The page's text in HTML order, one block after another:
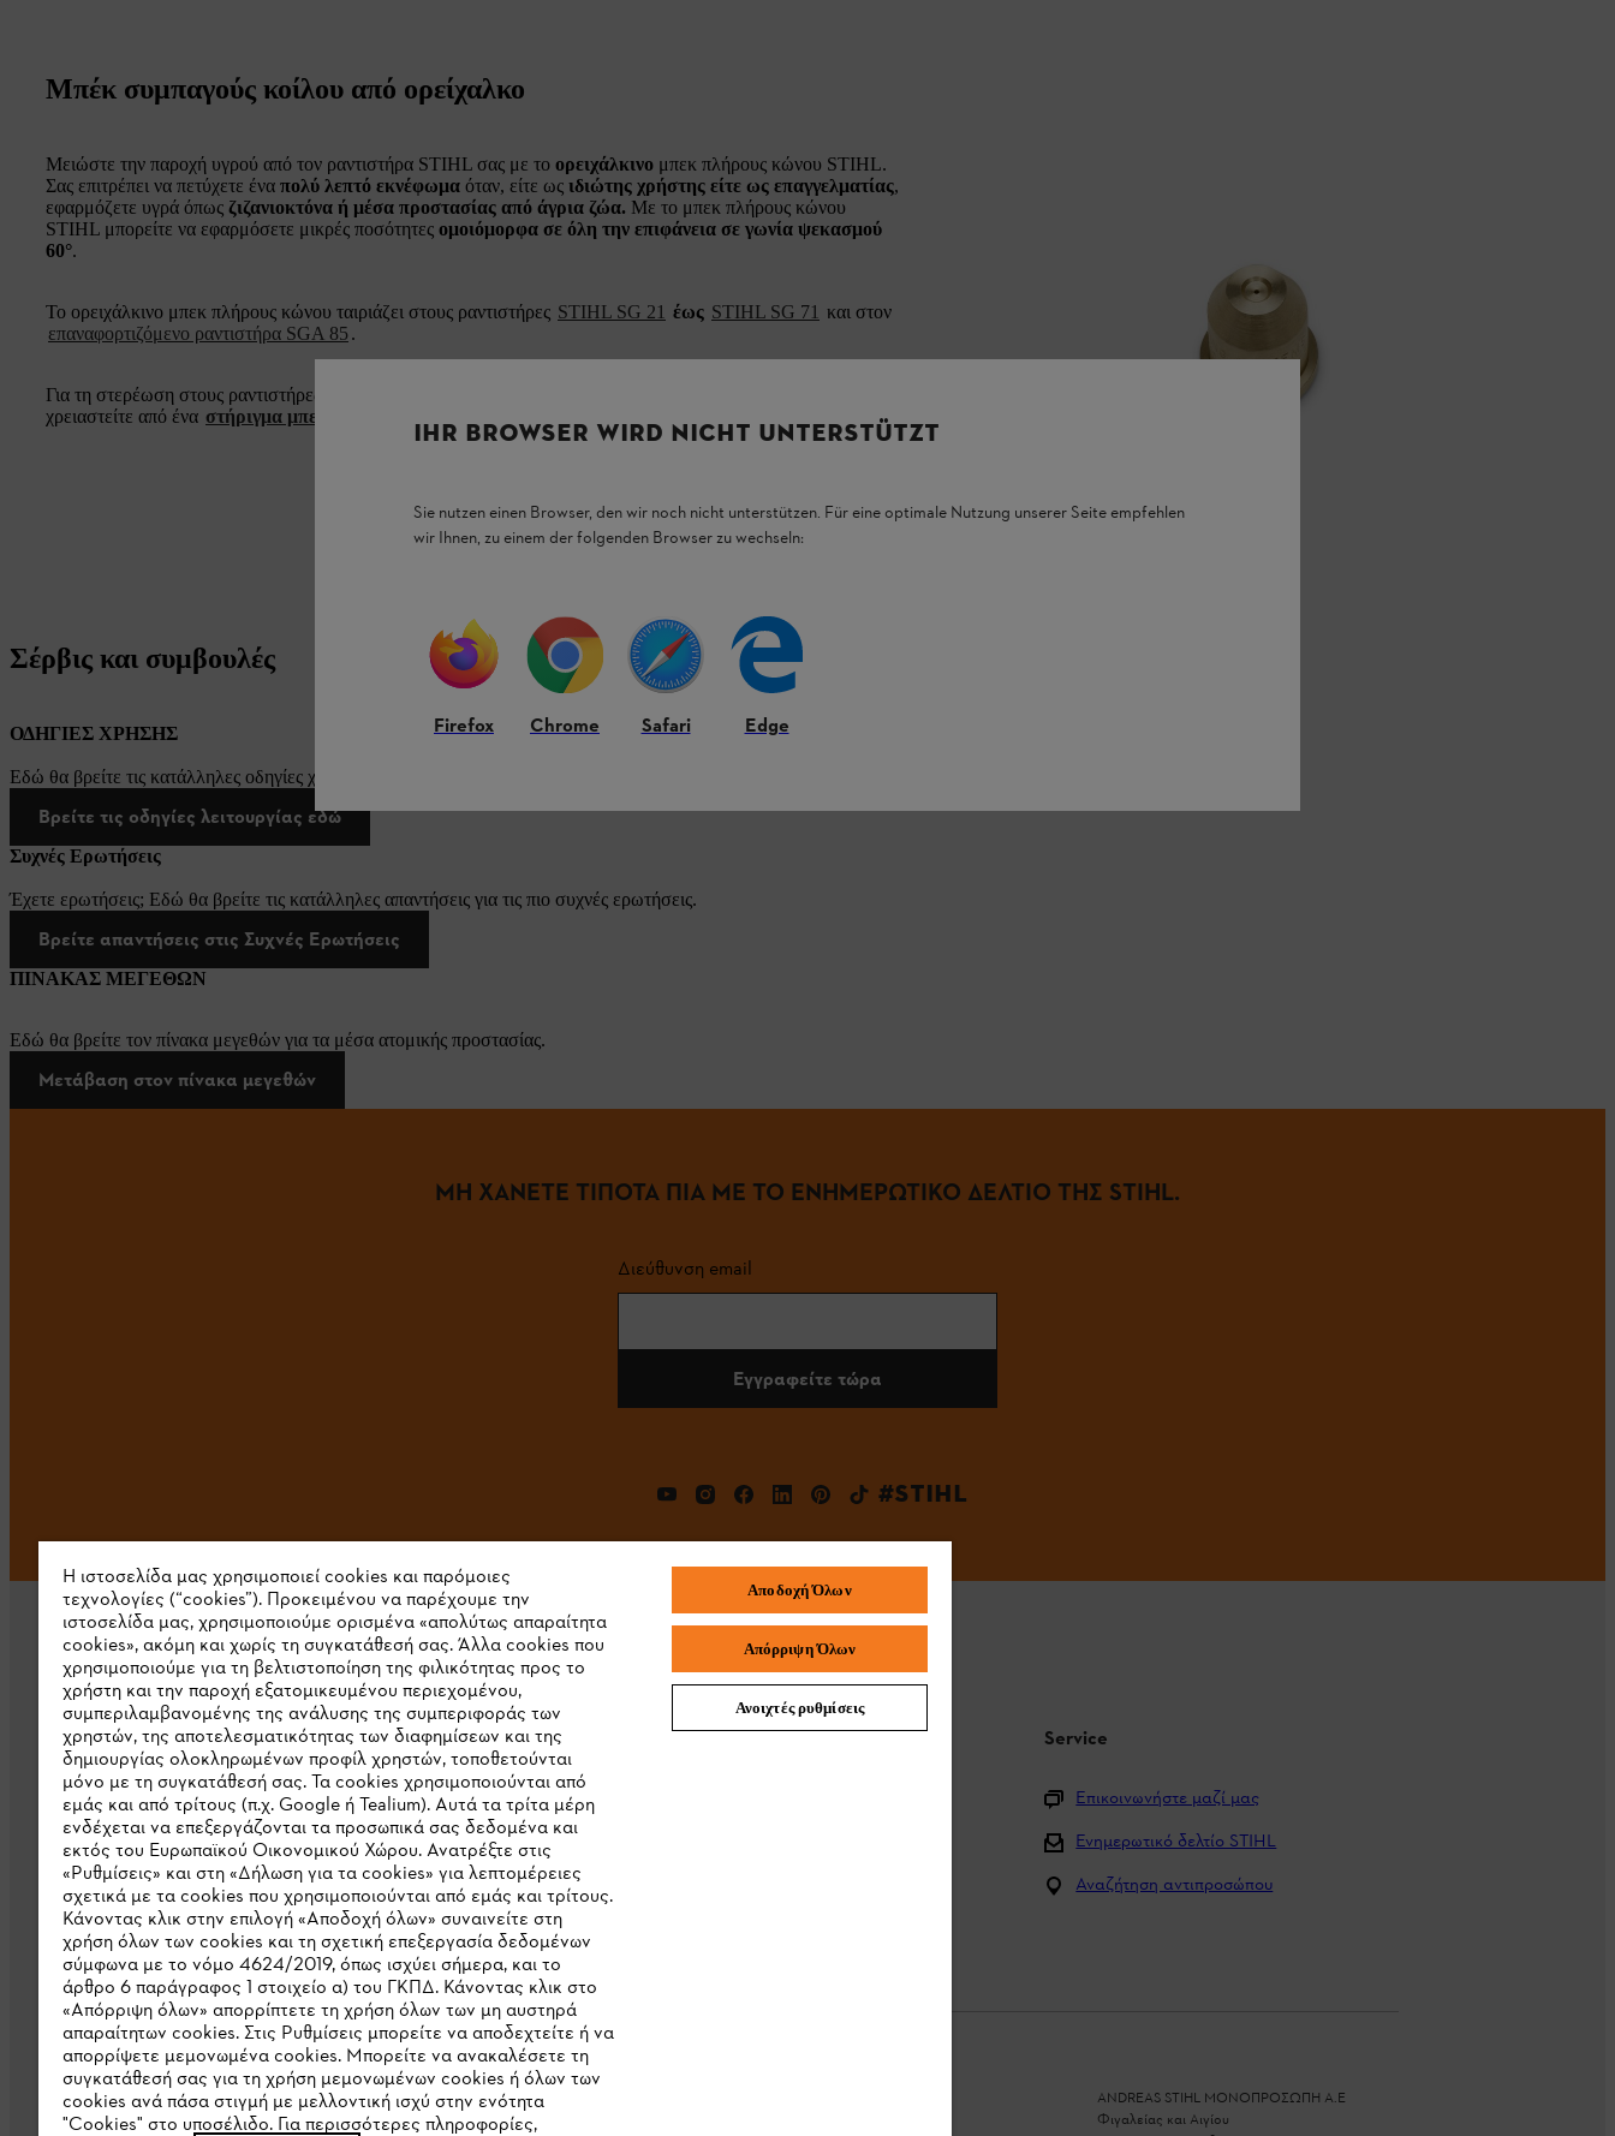
Μπέκ συμπαγούς κοίλου από ορείχαλκο
Μειώστε την παροχή υγρού από τον ραντιστήρα STIHL σας με το ορειχάλκινο μπεκ πλήρους κώνου STIHL.
Σας επιτρέπει να πετύχετε ένα πολύ λεπτό εκνέφωμα όταν, είτε ως ιδιώτης χρήστης είτε ως επαγγελματίας,
εφαρμόζετε υγρά όπως ζιζανιοκτόνα ή μέσα προστασίας από άγρια ζώα. Με το μπεκ πλήρους κώνου
STIHL μπορείτε να εφαρμόσετε μικρές ποσότητες ομοιόμορφα σε όλη την επιφάνεια σε γωνία ψεκασμού
60°.
Το ορειχάλκινο μπεκ πλήρους κώνου ταιριάζει στους ραντιστήρες STIHL SG 21 έως STIHL SG 71 και στον
επαναφορτιζόμενο ραντιστήρα SGA 85 .
Για τη στερέωση στους ραντιστήρες
χρειαστείτε από ένα στήριγμα μπεκ STIHL
Σέρβις και συμβουλές
ΟΔΗΓΙΕΣ ΧΡΗΣΗΣ
Εδώ θα βρείτε τις κατάλληλες οδηγίες χρήσης για τα προϊόντα μας STIHL.
Βρείτε τις οδηγίες λειτουργίας εδώ
Συχνές Ερωτήσεις
Έχετε ερωτήσεις; Εδώ θα βρείτε τις κατάλληλες απαντήσεις για τις πιο συχνές ερωτήσεις.
Βρείτε απαντήσεις στις Συχνές Ερωτήσεις
ΠΙΝΑΚΑΣ ΜΕΓΕΘΩΝ
Εδώ θα βρείτε τον πίνακα μεγεθών για τα μέσα ατομικής προστασίας.
Μετάβαση στον πίνακα μεγεθών
ΜΗ ΧΑΝΕΤΕ ΤΙΠΟΤΑ ΠΙΑ ΜΕ ΤΟ ΕΝΗΜΕΡΩΤΙΚΟ ΔΕΛΤΙΟ ΤΗΣ STIHL.
Διεύθυνση email
Εγγραφείτε τώρα
#STIHL
Εταιρεία
Σχετικά με εμάς
Λήψη καταλόγου
Γραμμή ακεραιότητας STIHL
STIHL Συχνές ερωτήσεις Service
Επικοινωνήστε μαζί μας
Ενημερωτικό δελτίο STIHL
Αναζήτηση αντιπροσώπου
Πολιτική απορρήτου Νομικό κείμενο Cookies
ANDREAS STIHL ΜΟΝΟΠΡΟΣΩΠΗ A.E
Φιγαλείας και Αιγίου
IHR BROWSER WIRD NICHT UNTERSTÜTZT
Sie nutzen einen Browser, den wir noch nicht unterstützen. Für eine optimale Nutzung unserer Seite empfehlen
wir Ihnen, zu einem der folgenden Browser zu wechseln:
Firefox Chrome Safari Edge
Η ιστοσελίδα μας χρησιμοποιεί cookies και παρόμοιες
τεχνολογίες (“cookies”). Προκειμένου να παρέχουμε την
ιστοσελίδα μας, χρησιμοποιούμε ορισμένα «απολύτως απαραίτητα
cookies», ακόμη και χωρίς τη συγκατάθεσή σας. Άλλα cookies που
χρησιμοποιούμε για τη βελτιστοποίηση της φιλικότητας προς το
χρήστη και την παροχή εξατομικευμένου περιεχομένου,
συμπεριλαμβανομένης της ανάλυσης της συμπεριφοράς των
χρηστών, της αποτελεσματικότητας των διαφημίσεων και της
δημιουργίας ολοκληρωμένων προφίλ χρηστών, τοποθετούνται
μόνο με τη συγκατάθεσή σας. Τα cookies χρησιμοποιούνται από
εμάς και από τρίτους (π.χ. Google ή Tealium). Αυτά τα τρίτα μέρη
ενδέχεται να επεξεργάζονται τα προσωπικά σας δεδομένα και
εκτός του Ευρωπαϊκού Οικονομικού Χώρου. Ανατρέξτε στις
«Ρυθμίσεις» και στη «Δήλωση για τα cookies» για λεπτομέρειες
σχετικά με τα cookies που χρησιμοποιούνται από εμάς και τρίτους.
Κάνοντας κλικ στην επιλογή «Αποδοχή όλων» συναινείτε στη
χρήση όλων των cookies και τη σχετική επεξεργασία δεδομένων
σύμφωνα με το νόμο 4624/2019, όπως ισχύει σήμερα, και το
άρθρο 6 παράγραφος 1 στοιχείο α) του ΓΚΠΔ. Κάνοντας κλικ στο
«Απόρριψη όλων» απορρίπτετε τη χρήση όλων των μη αυστηρά
απαραίτητων cookies. Στις Ρυθμίσεις μπορείτε να αποδεχτείτε ή να
απορρίψετε μεμονωμένα cookies. Μπορείτε να ανακαλέσετε τη
συγκατάθεσή σας για τη χρήση μεμονωμένων cookies ή όλων των
cookies ανά πάσα στιγμή με μελλοντική ισχύ στην ενότητα
"Cookies" στο υποσέλιδο. Για περισσότερες πληροφορίες,
Αποδοχή Όλων
Απόρριψη Όλων
Ανοιχτές ρυθμίσεις